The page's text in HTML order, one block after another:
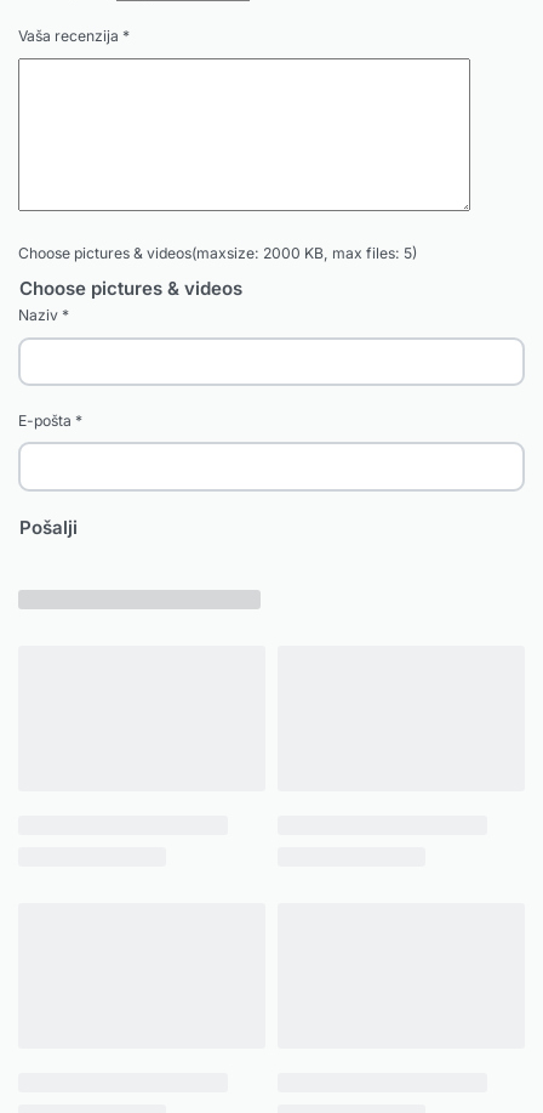
Vaša recenzija *
Choose pictures & videos(maxsize: 2000 KB, max files: 5)
Choose pictures & videos
Naziv *
E-pošta *